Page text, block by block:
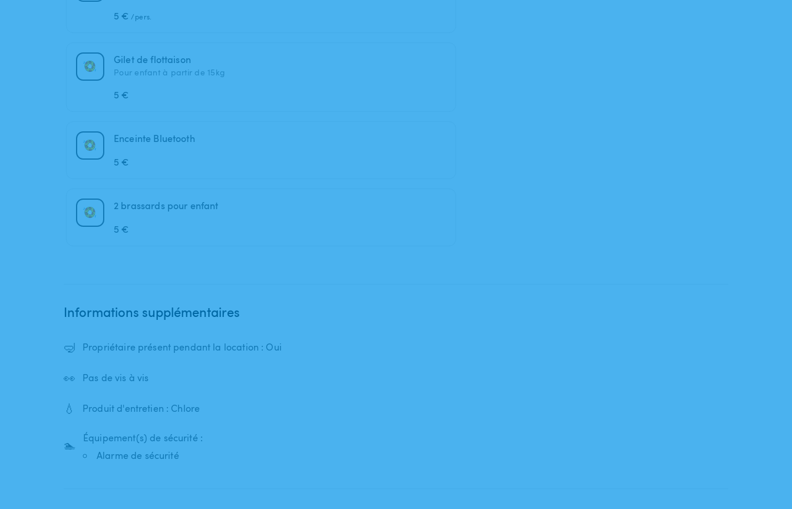
5 € /pers.
Gilet de flottaison
Pour enfant à partir de 15kg
5 €
Enceinte Bluetooth
5 €
2 brassards pour enfant
5 €
Informations supplémentaires
🤿 Propriétaire présent pendant la location : Oui
👀 Pas de vis à vis
💧 Produit d'entretien : Chlore
🏊
Équipement(s) de sécurité :
Alarme de sécurité